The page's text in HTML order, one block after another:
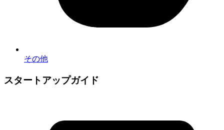
その他
スタートアップガイド